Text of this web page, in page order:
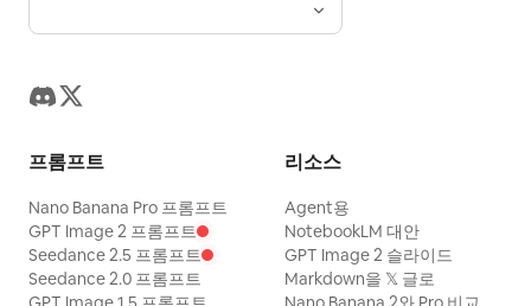
프롬프트
Nano Banana Pro 프롬프트
GPT Image 2 프롬프트
Seedance 2.5 프롬프트
Seedance 2.0 프롬프트
리소스
Agent용
NotebookLM 대안
GPT Image 2 슬라이드
Markdown을 𝕏 글로